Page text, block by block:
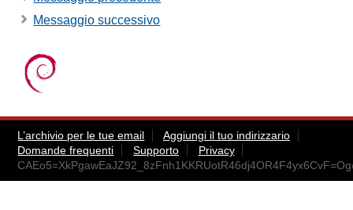
Messaggio successivo
L’archivio per le tue email
Aggiungi il tuo indirizzario
Domande frequenti
Supporto
Privacy